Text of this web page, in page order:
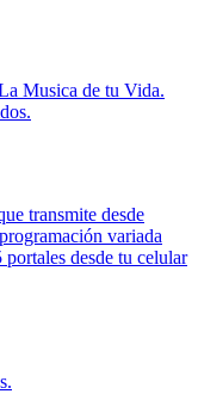
Musica de tu Vida.
transmite desde
variada
desde tu celular